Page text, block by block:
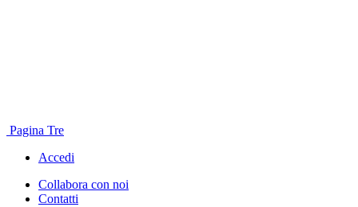
Pagina Tre
Accedi
Collabora con noi
Contatti